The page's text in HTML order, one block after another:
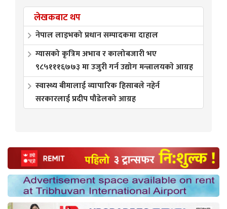
लेखकबाट थप
नेपाल लाइभको प्रधान सम्पादकमा दाहाल
ग्यासको कृत्रिम अभाव र कालोबजारी भए
९८५१११६७७३ मा उजुरी गर्न उद्योग मन्त्रालयकाे आग्रह
स्वास्थ्य बीमालाई व्यापारिक हिसाबले नहेर्न
सरकारलाई प्रदीप पौडेलको आग्रह